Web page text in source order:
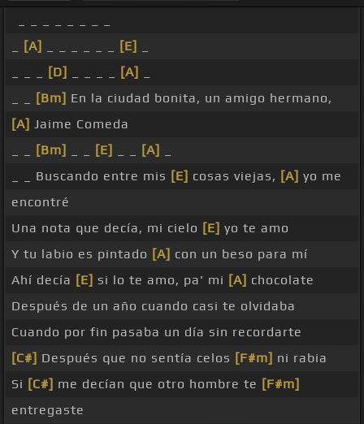
[A] [E]
[D] [A]
[Bm] En la ciudad bonita, un amigo hermano,
[A] Jaime Comeda
[Bm] [E] [A]
_ _ Buscando entre mis [E] cosas viejas, [A] yo me
encontré
Una nota que decía, mi cielo [E] yo te amo
Y tu labio es pintado [A] con un beso para mí
Ahí decía [E] si lo te amo, pa' mi [A] chocolate
Después de un año cuando casi te olvidaba
Cuando por fin pasaba un día sin recordarte
[C#] Después que no sentía celos [F#m] ni rabia
Si [C#] me decían que otro hombre te [F#m]
entregaste